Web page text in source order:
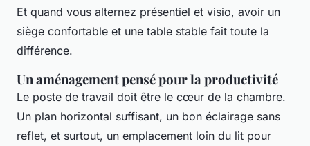
Et quand vous alternez présentiel et visio, avoir un
siège confortable et une table stable fait toute la
différence.
Un aménagement pensé pour la productivité
Le poste de travail doit être le cœur de la chambre.
Un plan horizontal suffisant, un bon éclairage sans
reflet, et surtout, un emplacement loin du lit pour